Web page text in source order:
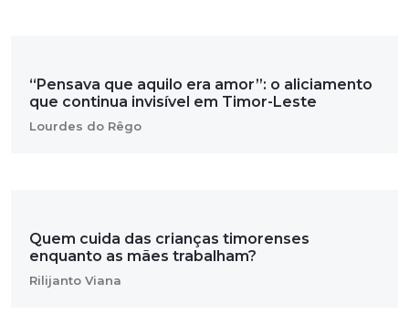
“Pensava que aquilo era amor”: o aliciamento
que continua invisível em Timor-Leste
Lourdes do Rêgo
Quem cuida das crianças timorenses
enquanto as mães trabalham?
Rilijanto Viana